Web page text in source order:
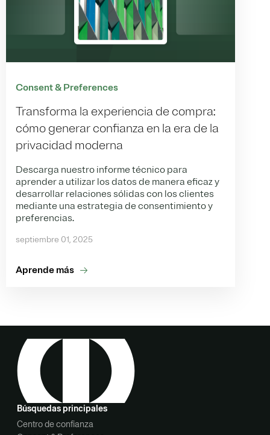
Consent & Preferences
Transforma la experiencia de compra:
cómo generar confianza en la era de la
privacidad moderna
Descarga nuestro informe técnico para
aprender a utilizar los datos de manera eficaz y
desarrollar relaciones sólidas con los clientes
mediante una estrategia de consentimiento y
preferencias.
septiembre 01, 2025
Aprende más
Búsquedas principales
Centro de confianza